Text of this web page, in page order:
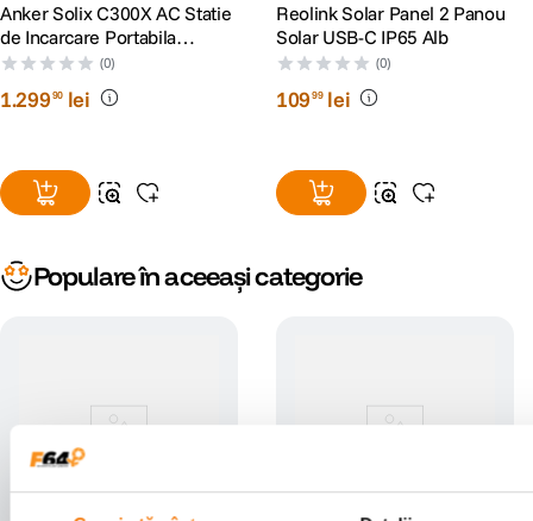
Anker Solix C300X AC Statie
de Incarcare Portabila
288Wh 300W
(0)
1.29990 lei
Reolink Solar Panel 2 Panou
Solar USB-C IP65 Alb
(0)
10999 lei
Populare în aceeași categorie